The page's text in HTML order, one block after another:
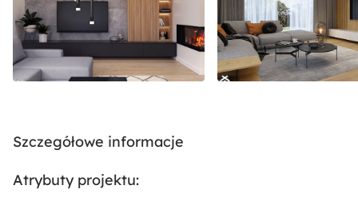
Szczegółowe informacje
Atrybuty projektu: